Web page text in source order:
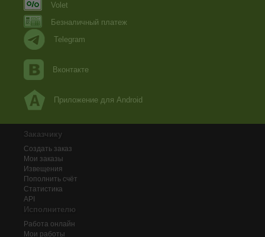
Volet
Безналичный платеж
Telegram
Вконтакте
Приложение для Android
Заказчику
Создать заказ
Мои заказы
Извещения
Пополнить счёт
Статистика
API
Исполнителю
Работа онлайн
Мои работы